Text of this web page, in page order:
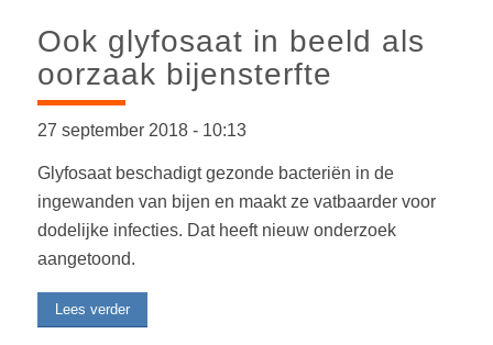
Ook glyfosaat in beeld als
oorzaak bijensterfte
27 september 2018 -10:13
Glyfosaat beschadigt gezonde bacteriën in de
ingewanden van bijen en maakt ze vatbaarder voor
dodelijke infecties. Dat heeft nieuw onderzoek
aangetoond.
Lees verder